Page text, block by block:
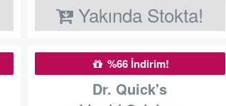
Yakında Stokta!
%66 İndirim!
Dr. Quick's